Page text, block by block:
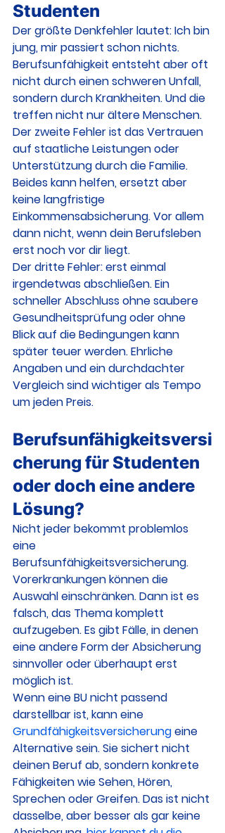
Studenten
Der größte Denkfehler lautet: Ich bin
jung, mir passiert schon nichts.
Berufsunfähigkeit entsteht aber oft
nicht durch einen schweren Unfall,
sondern durch Krankheiten. Und die
treffen nicht nur ältere Menschen.
Der zweite Fehler ist das Vertrauen
auf staatliche Leistungen oder
Unterstützung durch die Familie.
Beides kann helfen, ersetzt aber
keine langfristige
Einkommensabsicherung. Vor allem
dann nicht, wenn dein Berufsleben
erst noch vor dir liegt.
Der dritte Fehler: erst einmal
irgendetwas abschließen. Ein
schneller Abschluss ohne saubere
Gesundheitsprüfung oder ohne
Blick auf die Bedingungen kann
später teuer werden. Ehrliche
Angaben und ein durchdachter
Vergleich sind wichtiger als Tempo
um jeden Preis.
Berufsunfähigkeitsversi
cherung für Studenten
oder doch eine andere
Lösung?
Nicht jeder bekommt problemlos
eine
Berufsunfähigkeitsversicherung.
Vorerkrankungen können die
Auswahl einschränken. Dann ist es
falsch, das Thema komplett
aufzugeben. Es gibt Fälle, in denen
eine andere Form der Absicherung
sinnvoller oder überhaupt erst
möglich ist.
Wenn eine BU nicht passend
darstellbar ist, kann eine
Grundfähigkeitsversicherung eine
Alternative sein. Sie sichert nicht
deinen Beruf ab, sondern konkrete
Fähigkeiten wie Sehen, Hören,
Sprechen oder Greifen. Das ist nicht
dasselbe, aber besser als gar keine